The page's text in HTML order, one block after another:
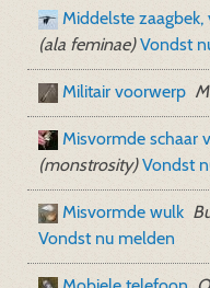
Middelste
(ala feminae) Vondst
Militair voorwerp
Misvormde schaar
(monstrosity) Vondst
Misvormde wulk
Vondst nu melden